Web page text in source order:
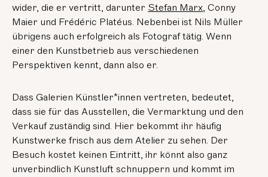
wider, die er vertritt, darunter Stefan Marx, Conny
Maier und Frédéric Platéus. Nebenbei ist Nils Müller
übrigens auch erfolgreich als Fotograf tätig. Wenn
einer den Kunstbetrieb aus verschiedenen
Perspektiven kennt, dann also er.
Dass Galerien Künstler*innen vertreten, bedeutet,
dass sie für das Ausstellen, die Vermarktung und den
Verkauf zuständig sind. Hier bekommt ihr häufig
Kunstwerke frisch aus dem Atelier zu sehen. Der
Besuch kostet keinen Eintritt, ihr könnt also ganz
unverbindlich Kunstluft schnuppern und kommt im